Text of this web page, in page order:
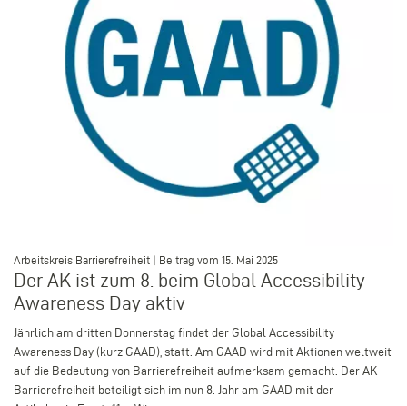
Arbeitskreis Barrierefreiheit | Beitrag vom 15. Mai 2025
Der AK ist zum 8. beim Global Accessibility
Awareness Day aktiv
Jährlich am dritten Donnerstag findet der Global Accessibility
Awareness Day (kurz GAAD), statt. Am GAAD wird mit Aktionen weltweit
auf die Bedeutung von Barrierefreiheit aufmerksam gemacht. Der AK
Barrierefreiheit beteiligt sich im nun 8. Jahr am GAAD mit der